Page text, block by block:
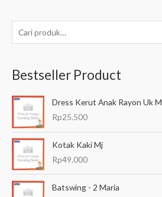
e
c
a
u
n
Bestseller Product
Dress Kerut Anak Rayon Uk M
Rp25.500
Kotak Kaki Mj
Rp49.000
Batswing - 2 Maria